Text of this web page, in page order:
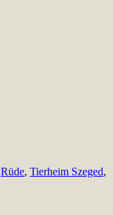
Rüde, Tierheim Szeged,